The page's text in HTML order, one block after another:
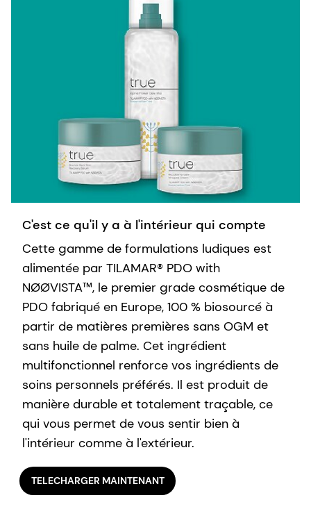
C'est ce qu'il y a à l'intérieur qui compte
Cette gamme de formulations ludiques est
alimentée par TILAMAR® PDO with
NØØVISTA™, le premier grade cosmétique de
PDO fabriqué en Europe, 100 % biosourcé à
partir de matières premières sans OGM et
sans huile de palme. Cet ingrédient
multifonctionnel renforce vos ingrédients de
soins personnels préférés. Il est produit de
manière durable et totalement traçable, ce
qui vous permet de vous sentir bien à
l'intérieur comme à l'extérieur.
TELECHARGER MAINTENANT